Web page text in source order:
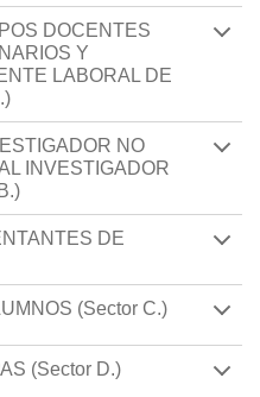
DOCENTES
Y
LABORAL DE
NO
INVESTIGADOR
DE
(Sector C.)
(Sector D.)